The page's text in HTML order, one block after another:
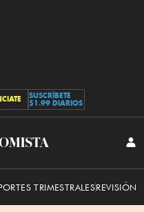
SUSCRÍBETE
$1.99 DIARIOS
TRIMESTRALESREVISIÓN